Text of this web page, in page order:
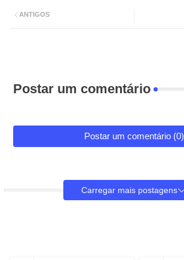
ANTIGOS
Postar um comentário
Postar um comentário (0)
Carregar mais postagens